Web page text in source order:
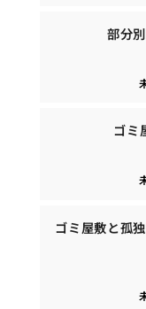
部分
ゴミ
ゴミ屋敷と孤